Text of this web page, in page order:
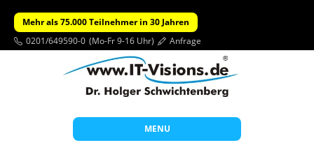
Mehr als 75.000 Teilnehmer in 30 Jahren
0201/649590-0 (Mo-Fr 9-16 Uhr) Anfrage
MENU